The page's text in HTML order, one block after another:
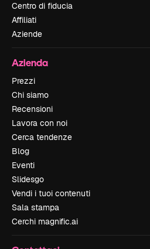
Centro di fiducia
Affiliati
Aziende
Azienda
Prezzi
Chi siamo
Recensioni
Lavora con noi
Cerca tendenze
Blog
Eventi
Slidesgo
Vendi i tuoi contenuti
Sala stampa
Cerchi magnific.ai